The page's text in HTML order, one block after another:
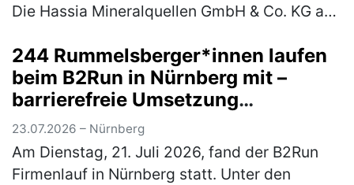
Die Hassia Mineralquellen GmbH & Co. KG aus
Mineralwassermarke „Elisabethen Quelle“ das
begehrte…(mehr)
244 Rummelsberger*innen laufen
beim B2Run in Nürnberg mit –
barrierefreie Umsetzung
ermöglichte Rollstuhlfahrer*innen
Teilnahme am Firmenlauf
23.07.2026 – Nürnberg
Am Dienstag, 21. Juli 2026, fand der B2Run
Firmenlauf in Nürnberg statt. Unter den